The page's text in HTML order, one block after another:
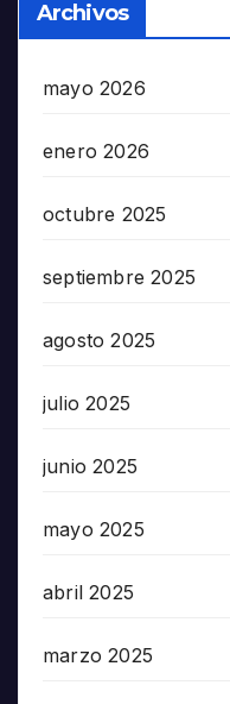
Archivos
mayo 2026
enero 2026
octubre 2025
septiembre 2025
agosto 2025
julio 2025
junio 2025
mayo 2025
abril 2025
marzo 2025